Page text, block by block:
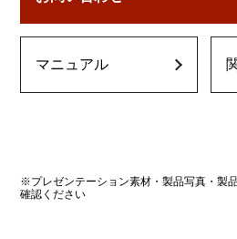
マニュアル
※プレゼンテーション素材・製品写真・製
確認ください